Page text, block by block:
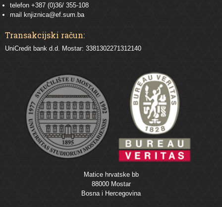
telefon +387 (0)36/ 355-108
mail
knjiznica@ef.sum.ba
Transakcijski račun:
UniCredit bank d.d. Mostar: 3381302271312140
Matice hrvatske bb
88000 Mostar
Bosna i Hercegovina